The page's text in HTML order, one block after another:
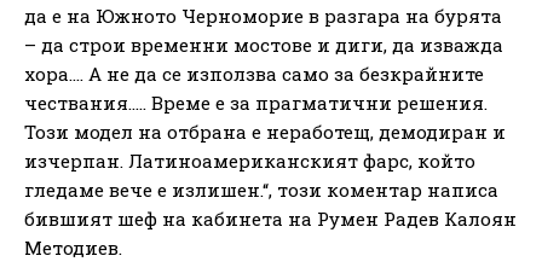
да е на Южното Черноморие в разгара на бурята
– да строи временни мостове и диги, да изважда
хора…. А не да се използва само за безкрайните
чествания….. Време е за прагматични решения.
Този модел на отбрана е неработещ, демодиран и
изчерпан. Латиноамериканският фарс, който
гледаме вече е излишен.“, този коментар написа
бившият шеф на кабинета на Румен Радев Калоян
Методиев.